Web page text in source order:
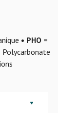
• PHO=